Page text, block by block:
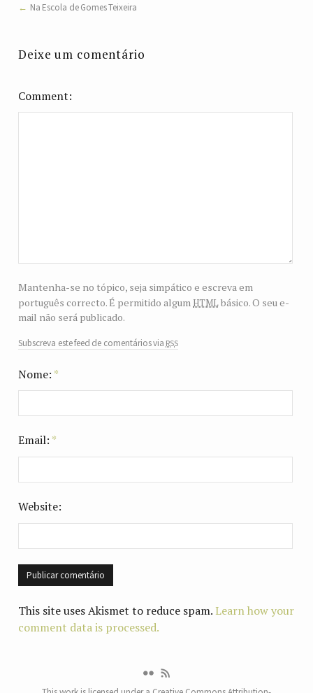
Na Escola de Gomes Teixeira
Deixe um comentário
Comment
Mantenha-se no tópico, seja simpático e escreva em
português correcto. É permitido algum htmlbásico. O seu e-
mail não será publicado.
Subscreva este feed de comentários via rss
Nome: *
Email: *
Website:
This site uses Akismet to reduce spam. Learn how your
comment data is processed.